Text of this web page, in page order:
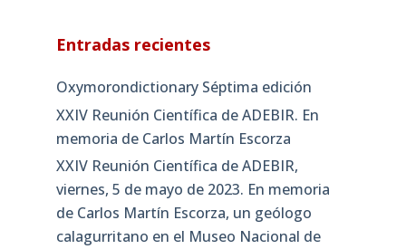
Entradas recientes
Oxymorondictionary Séptima edición
XXIV Reunión Científica de ADEBIR. En
memoria de Carlos Martín Escorza
XXIV Reunión Científica de ADEBIR,
viernes, 5 de mayo de 2023. En memoria
de Carlos Martín Escorza, un geólogo
calagurritano en el Museo Nacional de